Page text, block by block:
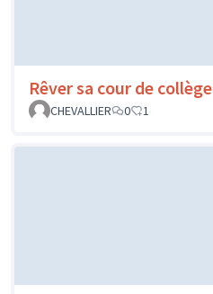
Rêver sa cour de collège
CHEVALLIER
0 1